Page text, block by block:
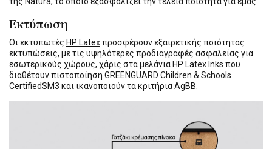
Εκτύπωση
Οι εκτυπωτές HP Latexπροσφέρουν εξαιρετικής ποιότητας
εκτυπώσεις, με τις υψηλότερες προδιαγραφές ασφαλείας για
εσωτερικούς χώρους, χάρις στα μελάνια HP Latex Inks που
διαθέτουν πιστοποίηση GREENGUARD Children & Schools
CertifiedSM3 και ικανοποιούν τα κριτήρια AgBB.